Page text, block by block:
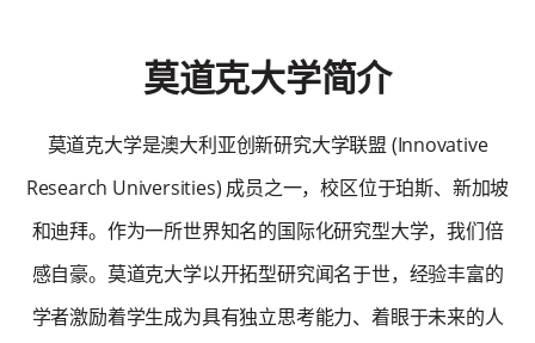
莫道克大学简介
莫道克大学是澳大利亚创新研究大学联盟 (Innovative
Research Universities) 成员之一，校区位于珀斯、新加坡
和迪拜。作为一所世界知名的国际化研究型大学，我们倍
感自豪。莫道克大学以开拓型研究闻名于世，经验丰富的
学者激励着学生成为具有独立思考能力、着眼于未来的人